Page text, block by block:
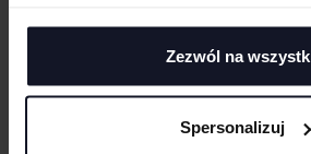
Zezwól na
Spersonalizuj
Haft komputerowy
poliestrowymi nićmi za pomocą specjalnych
wyniku otrzymujemy charakterystyczne,
Sitodruk to technika znakowania, która
DOSTAWA I PŁATNOŚĆ
TABELA ROZMIARÓW
ANULUJ
DODAJ